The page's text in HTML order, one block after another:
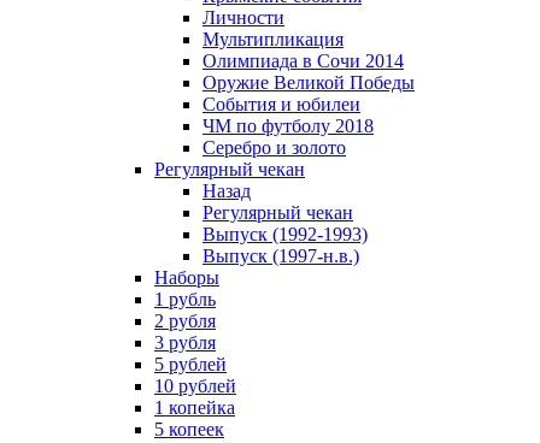
Личности
Мультипликация
Олимпиада в Сочи 2014
Оружие Великой Победы
События и юбилеи
ЧМ по футболу 2018
Серебро и золото
Регулярный чекан
Назад
Регулярный чекан
Выпуск (1992-1993)
Выпуск (1997-н.в.)
Наборы
1 рубль
2 рубля
3 рубля
5 рублей
10 рублей
1 копейка
5 копеек